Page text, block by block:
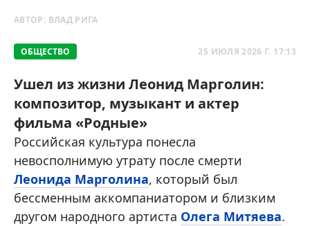
АВТОР: ВЛАД РИГА
ОБЩЕСТВО 25 ИЮЛЯ 2026 Г. 17:13
Ушел из жизни Леонид Марголин:
композитор, музыкант и актер
фильма «Родные»
Российская культура понесла
невосполнимую утрату после смерти
Леонида Марголина, который был
бессменным аккомпаниатором и близким
другом народного артиста Олега Митяева.